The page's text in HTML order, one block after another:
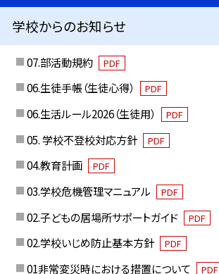
学校からのお知らせ
07.部活動規約 PDF
06.生徒手帳（生徒心得） PDF
06.生活ルール2026（生徒用） PDF
05. 学校不登校対応方針 PDF
04.教育計画 PDF
03.学校危機管理マニュアル PDF
02.子どもの居場所サポートガイド PDF
02.学校いじめ防止基本方針 PDF
01非常変災時における措置について PDF